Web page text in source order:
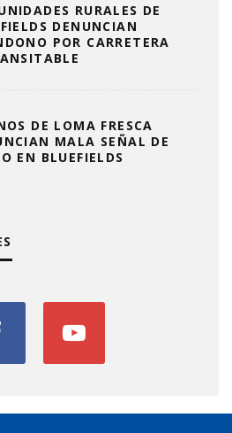
RURALES DE
DENUNCIAN
POR CARRETERA
DE LOMA FRESCA
MALA SEÑAL DE
EN BLUEFIELDS